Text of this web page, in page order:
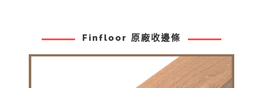
Finfloor 原廠收邊條